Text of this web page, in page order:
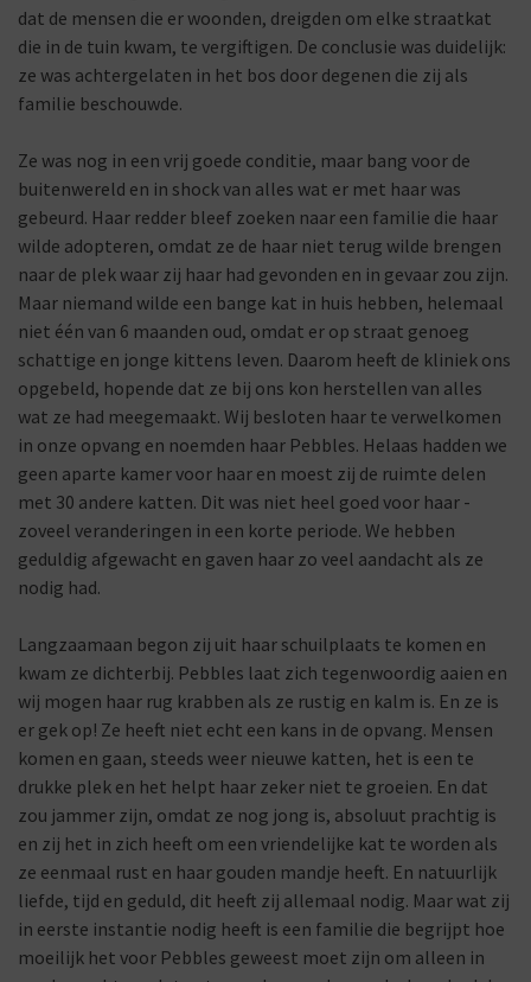
dat de mensen die er woonden, dreigden om elke straatkat
die in de tuin kwam, te vergiftigen. De conclusie was duidelijk:
ze was achtergelaten in het bos door degenen die zij als
familie beschouwde.
Ze was nog in een vrij goede conditie, maar bang voor de
buitenwereld en in shock van alles wat er met haar was
gebeurd. Haar redder bleef zoeken naar een familie die haar
wilde adopteren, omdat ze de haar niet terug wilde brengen
naar de plek waar zij haar had gevonden en in gevaar zou zijn.
Maar niemand wilde een bange kat in huis hebben, helemaal
niet één van 6 maanden oud, omdat er op straat genoeg
schattige en jonge kittens leven. Daarom heeft de kliniek ons
opgebeld, hopende dat ze bij ons kon herstellen van alles
wat ze had meegemaakt. Wij besloten haar te verwelkomen
in onze opvang en noemden haar Pebbles. Helaas hadden we
geen aparte kamer voor haar en moest zij de ruimte delen
met 30 andere katten. Dit was niet heel goed voor haar -
zoveel veranderingen in een korte periode. We hebben
geduldig afgewacht en gaven haar zo veel aandacht als ze
nodig had.
Langzaamaan begon zij uit haar schuilplaats te komen en
kwam ze dichterbij. Pebbles laat zich tegenwoordig aaien en
wij mogen haar rug krabben als ze rustig en kalm is. En ze is
er gek op! Ze heeft niet echt een kans in de opvang. Mensen
komen en gaan, steeds weer nieuwe katten, het is een te
drukke plek en het helpt haar zeker niet te groeien. En dat
zou jammer zijn, omdat ze nog jong is, absoluut prachtig is
en zij het in zich heeft om een vriendelijke kat te worden als
ze eenmaal rust en haar gouden mandje heeft. En natuurlijk
liefde, tijd en geduld, dit heeft zij allemaal nodig. Maar wat zij
in eerste instantie nodig heeft is een familie die begrijpt hoe
moeilijk het voor Pebbles geweest moet zijn om alleen in